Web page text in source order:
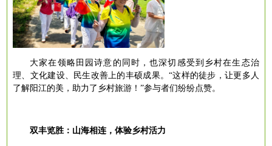
大家在领略田园诗意的同时，也深切感受到乡村在生态治
理、文化建设、民生改善上的丰硕成果。“这样的徒步，让更多人
了解阳江的美，助力了乡村旅游！”参与者们纷纷点赞。
双丰览胜：山海相连，体验乡村活力